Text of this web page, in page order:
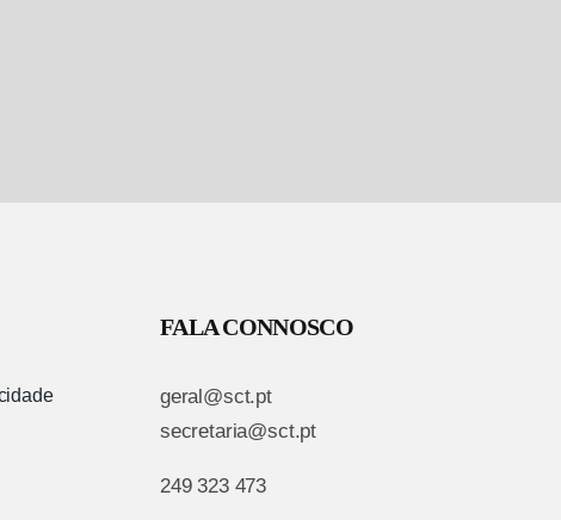
FALA CONNOSCO
geral@sct.pt
secretaria@sct.pt
249 323 473